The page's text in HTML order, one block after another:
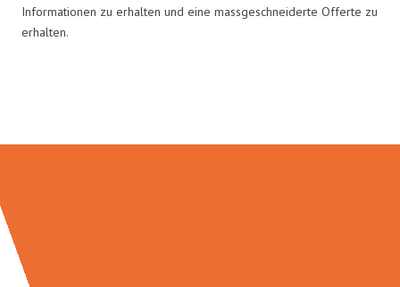
Informationen zu erhalten und eine massgeschneiderte Offerte zu
erhalten.